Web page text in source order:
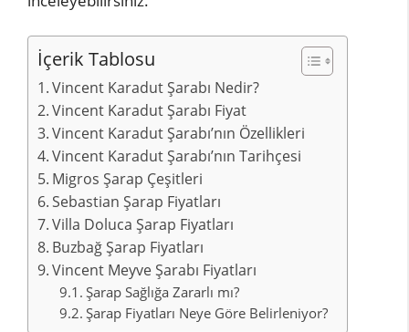
İçerik Tablosu
Vincent Karadut Şarabı Nedir?
Vincent Karadut Şarabı Fiyat
Vincent Karadut Şarabı’nın Özellikleri
Vincent Karadut Şarabı’nın Tarihçesi
Migros Şarap Çeşitleri
Sebastian Şarap Fiyatları
Villa Doluca Şarap Fiyatları
Buzbağ Şarap Fiyatları
Vincent Meyve Şarabı Fiyatları
Şarap Sağlığa Zararlı mı?
Şarap Fiyatları Neye Göre Belirleniyor?